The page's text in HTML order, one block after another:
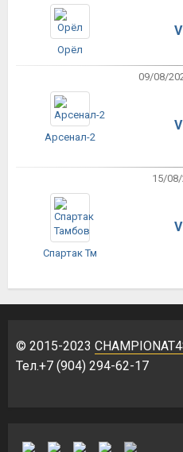
Орёл
V
09/08/
Арсенал-2
V
15/
Спартак Тм
V
© 2015-2023
Тел.+7 (904) 294-62-17